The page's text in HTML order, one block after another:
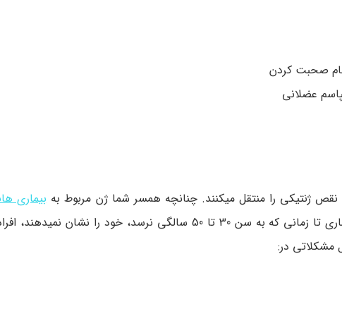
صحبت کردن
عضلانی
ژنتیکی را منتقل می­کنند. چنانچه همسر شما ژن مربوط بهبیماری­
موقع تولد از والدین خود به ارث برده باشد، علائم این بیماری تا زمانی که به سن 30 تا 50 سالگی نرسد، خود
مشکلاتی در: